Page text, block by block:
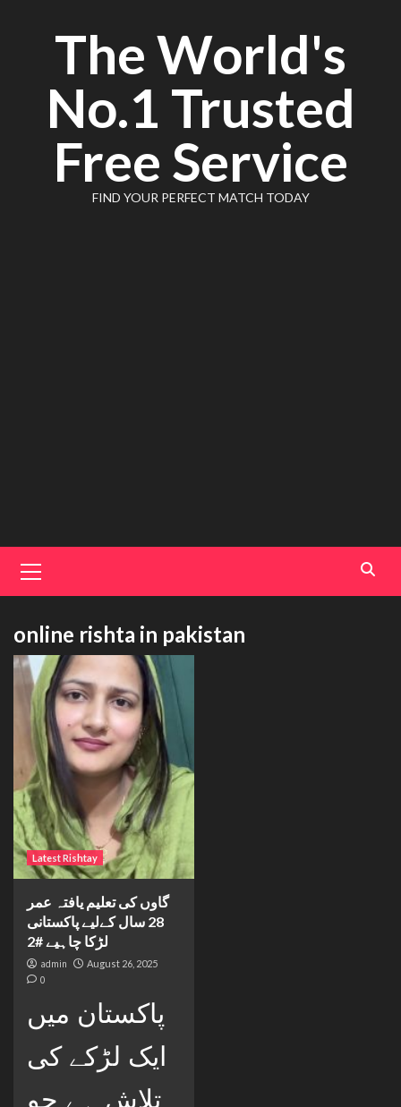
The World's
No.1 Trusted
Free Service
FIND YOUR PERFECT MATCH TODAY
Menu
online rishta in pakistan
Latest Rishtay
گاوں کی تعلیم یافتہ عمر
28 سال کےلیے پاکستانی
لڑکا چاہیے #2
admin August 26, 2025
0
پاکستان میں
ایک لڑکے کی
تلاش ہے جو